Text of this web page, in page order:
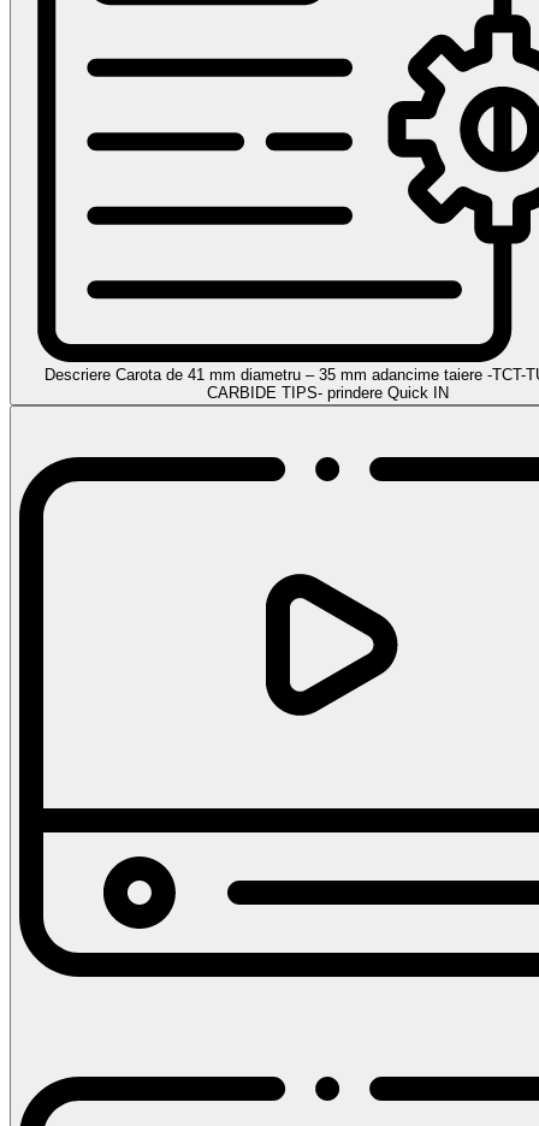
Descriere Carota de 41 mm diametru – 35 mm adancime taiere -TCT-
CARBIDE TIPS- prindere Quick IN